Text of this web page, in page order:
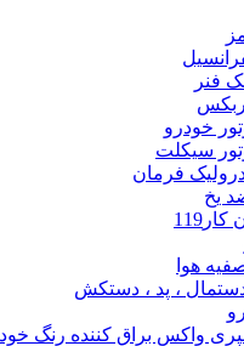
فنر
خودرو
سیکلت
فرمان
یخ
هوا
دستمال ، پد ، دستکش
واکس براق کننده رنگ